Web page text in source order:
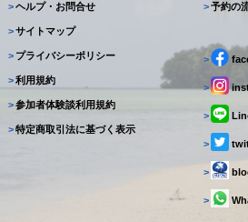
>ヘルプ・お問合せ
>サイトマップ
>予約の
> プライバシーポリシー
>利用規約
>参加者体験談利用規約
>特定商取引法に基づく表示
>
>
>
>
>
>